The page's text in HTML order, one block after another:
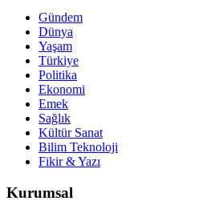
Gündem
Dünya
Yaşam
Türkiye
Politika
Ekonomi
Emek
Sağlık
Kültür Sanat
Bilim Teknoloji
Fikir & Yazı
Kurumsal